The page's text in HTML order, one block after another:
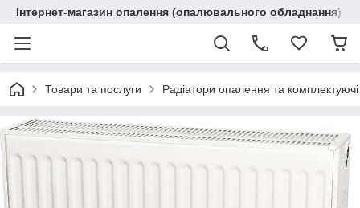
Інтернет-магазин опалення (опалювального обладнання)
Товари та послуги Радіатори опалення та комплектуючі